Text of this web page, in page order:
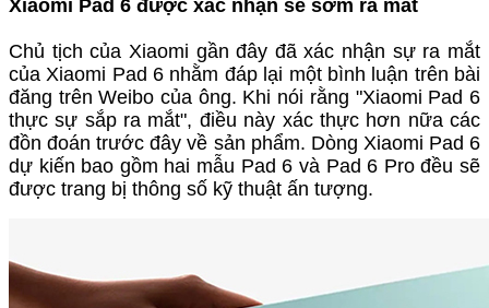
Xiaomi Pad 6 được xác nhận sẽ sớm ra mắt
Chủ tịch của Xiaomi gần đây đã xác nhận sự ra mắt
của Xiaomi Pad 6 nhằm đáp lại một bình luận trên bài
đăng trên Weibo của ông. Khi nói rằng "Xiaomi Pad 6
thực sự sắp ra mắt", điều này xác thực hơn nữa các
đồn đoán trước đây về sản phẩm. Dòng Xiaomi Pad 6
dự kiến bao gồm hai mẫu Pad 6 và Pad 6 Pro đều sẽ
được trang bị thông số kỹ thuật ấn tượng.